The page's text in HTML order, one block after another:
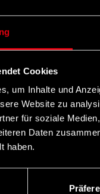
Cookies
um Inhalte und
Website zu
für soziale
Daten
haben.